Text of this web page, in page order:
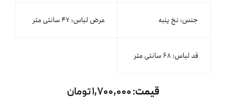
جنس: نخ پنبه عرض لباس: ۴۷ سانتی متر
قد لباس: ۶۸ سانتی متر
قیمت:۱,۷۰۰,۰۰۰ تومان